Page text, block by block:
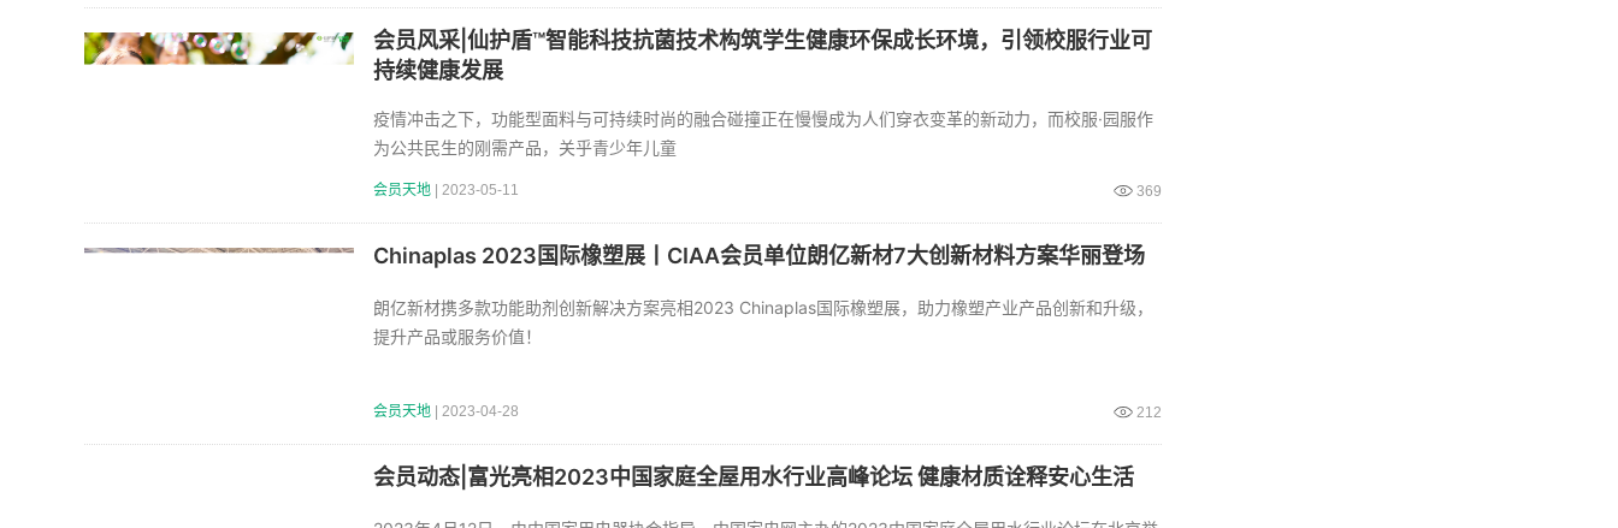
会员风采|仙护盾™智能科技抗菌技术构筑学生健康环保成长环境，引领校服行业可
持续健康发展
疫情冲击之下，功能型面料与可持续时尚的融合碰撞正在慢慢成为人们穿衣变革的新动力，而校服·园服作
为公共民生的刚需产品，关乎青少年儿童
会员天地 | 2023-05-11 369
Chinaplas 2023国际橡塑展丨CIAA会员单位朗亿新材7大创新材料方案华丽登场
朗亿新材携多款功能助剂创新解决方案亮相2023 Chinaplas国际橡塑展，助力橡塑产业产品创新和升级，
提升产品或服务价值！
会员天地 | 2023-04-28 212
会员动态|富光亮相2023中国家庭全屋用水行业高峰论坛 健康材质诠释安心生活